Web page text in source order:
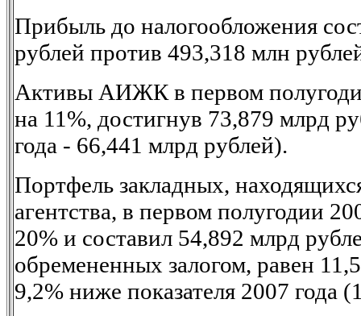
Прибыль до налогообложения
рублей против 493,318 млн
Активы АИЖК в первом
на 11%, достигнув 73,879 млрд
года - 66,441 млрд рублей).
Портфель закладных,
агентства, в первом полугодии
20% и составил 54,892 млрд
обремененных залогом, равен
9,2% ниже показателя 2007 года